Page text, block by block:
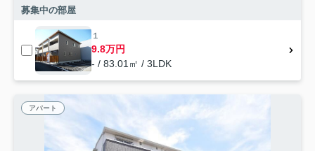
募集中の部屋
１
9.8万円
- / 83.01㎡ / 3LDK
アパート